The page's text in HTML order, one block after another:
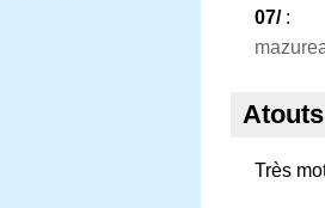
07/:
Très